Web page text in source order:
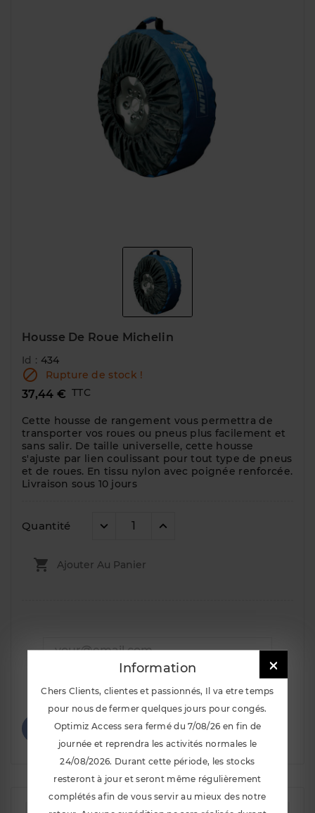
Housse De Roue Michelin
Id : 434
 Rupture de stock !
37,44 € TTC
Cette housse de rangement vous permettra de
transporter vos roues ou pneus plus facilement et
sans salir. De taille universelle, cette housse
s'ajuste par lien coulissant pour tout type de pneus
et de roues. En tissu nylon avec poignée renforcée.
Livraison sous 10 jours
Quantité
 Ajouter Au Panier
Notify Me When Available

Information
Chers Clients, clientes et passionnés, Il va etre temps
pour nous de fermer quelques jours pour congés.
Optimiz Access sera fermé du 7/08/26 en fin de
journée et reprendra les activités normales le
24/08/2026. Durant cette période, les stocks
resteront à jour et seront même régulièrement
complétés afin de vous servir au mieux des notre